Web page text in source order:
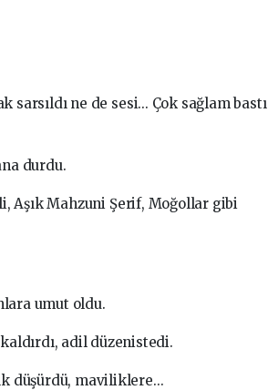
sarsıldı ne de sesi... Çok sağlam bastı
durdu.
Aşık Mahzuni Şerif, Moğollar gibi
umut oldu.
adil düzenistedi.
düşürdü, maviliklere...